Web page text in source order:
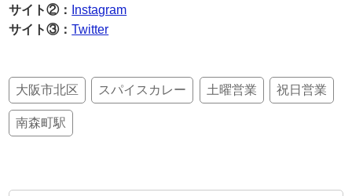
サイト②：
Instagram
サイト③：Twitter
大阪市北区 スパイスカレー 土曜営業 祝日営業
南森町駅